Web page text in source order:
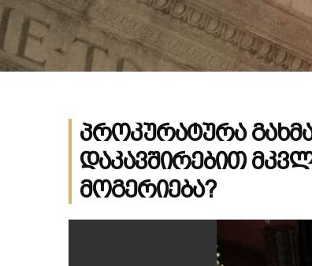
პროკურატურა
დაკავშირებით
მოგერიება?